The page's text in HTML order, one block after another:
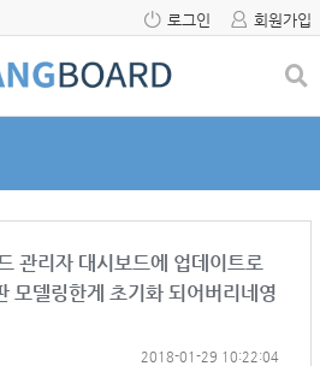
로그인 회원가입
관리자 대시보드에 업데이트로
모델링한게 초기화 되어버리네영
2018-01-29 10:22:04